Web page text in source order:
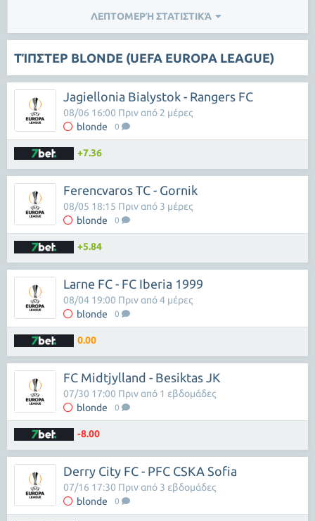
ΛΕΠΤΟΜΕΡΉ ΣΤΑΤΙΣΤΙΚΆ
ΤΊΠΣΤΕΡ BLONDE (UEFA EUROPA LEAGUE)
Jagiellonia Bialystok - Rangers FC
blonde 0
08/06 16:00 Πριν από 2 μέρες
+7.36
Ferencvaros TC - Gornik
blonde 0
08/05 18:15 Πριν από 3 μέρες
+5.84
Larne FC - FC Iberia 1999
blonde 0
08/04 19:00 Πριν από 4 μέρες
0.00
FC Midtjylland - Besiktas JK
blonde 0
07/30 17:00 Πριν από 1 εβδομάδες
-8.00
Derry City FC - PFC CSKA Sofia
blonde 0
07/16 17:30 Πριν από 3 εβδομάδες